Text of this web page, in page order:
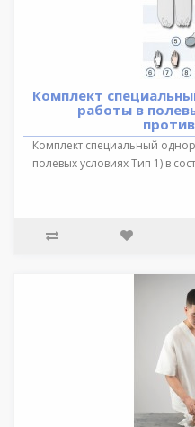
Комплект
работы в
Комплект специальный
полевых условиях Тип 1) в